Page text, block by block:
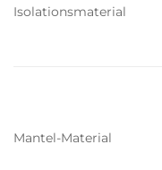
Isolationsmaterial
Mantel-Material